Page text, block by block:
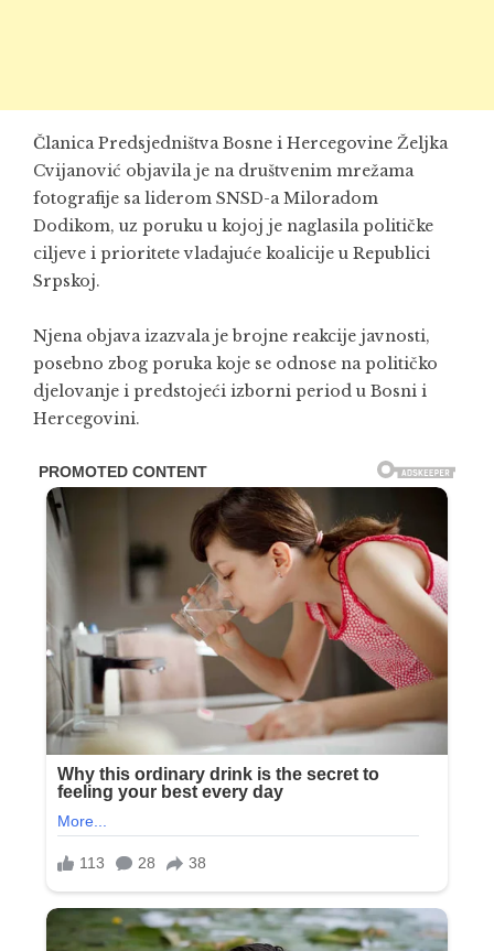
Članica Predsjedništva Bosne i Hercegovine Željka
Cvijanović objavila je na društvenim mrežama
fotografije sa liderom SNSD-a Miloradom
Dodikom, uz poruku u kojoj je naglasila političke
ciljeve i prioritete vladajuće koalicije u Republici
Srpskoj.
Njena objava izazvala je brojne reakcije javnosti,
posebno zbog poruka koje se odnose na političko
djelovanje i predstojeći izborni period u Bosni i
Hercegovini.